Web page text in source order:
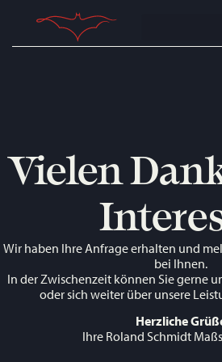
Vielen
Wir haben Ihre Anfrage erhalten und
bei Ihnen.
In der Zwischenzeit können Sie gerne
oder sich weiter über unsere
Herzliche
Ihre Roland Schmidt